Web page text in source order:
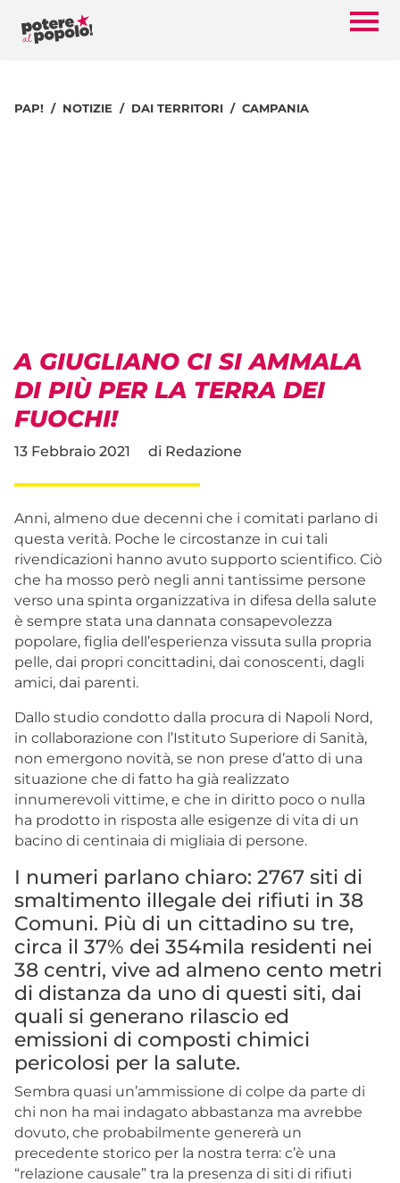
PAP! NOTIZIE DAI TERRITORI CAMPANIA
A GIUGLIANO CI SI AMMALA
DI PIÙ PER LA TERRA DEI
FUOCHI!
13 Febbraio 2021 di Redazione
Anni, almeno due decenni che i comitati parlano di
questa verità. Poche le circostanze in cui tali
rivendicazioni hanno avuto supporto scientifico. Ciò
che ha mosso però negli anni tantissime persone
verso una spinta organizzativa in difesa della salute
è sempre stata una dannata consapevolezza
popolare, figlia dell’esperienza vissuta sulla propria
pelle, dai propri concittadini, dai conoscenti, dagli
amici, dai parenti.
Dallo studio condotto dalla procura di Napoli Nord,
in collaborazione con l’Istituto Superiore di Sanità,
non emergono novità, se non prese d’atto di una
situazione che di fatto ha già realizzato
innumerevoli vittime, e che in diritto poco o nulla
ha prodotto in risposta alle esigenze di vita di un
bacino di centinaia di migliaia di persone.
I numeri parlano chiaro: 2767 siti di
smaltimento illegale dei rifiuti in 38
Comuni. Più di un cittadino su tre,
circa il 37% dei 354mila residenti nei
38 centri, vive ad almeno cento metri
di distanza da uno di questi siti, dai
quali si generano rilascio ed
emissioni di composti chimici
pericolosi per la salute.
Sembra quasi un’ammissione di colpe da parte di
chi non ha mai indagato abbastanza ma avrebbe
dovuto, che probabilmente genererà un
precedente storico per la nostra terra: c’è una
“relazione causale” tra la presenza di siti di rifiuti